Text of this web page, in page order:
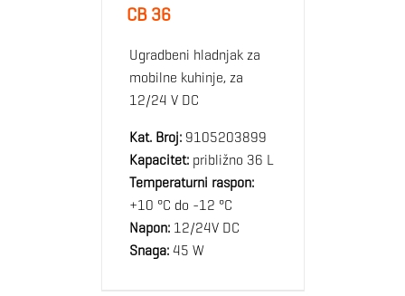
CB 36
Ugradbeni hladnjak za
mobilne kuhinje, za
12/24 V DC
Kat. Broj:9105203899
Kapacitet:približno 36 L
Temperaturni raspon:
+10 °C do -12 °C
Napon:12/24V DC
Snaga:45 W